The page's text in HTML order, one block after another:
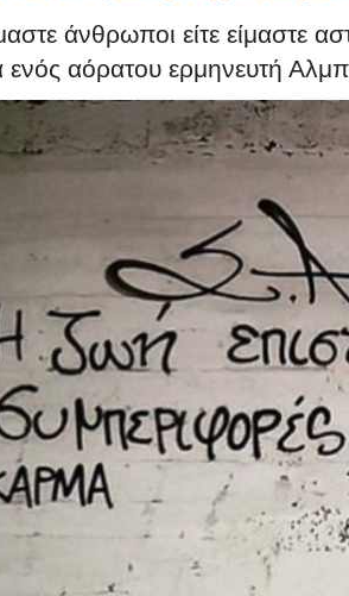
άνθρωποι είτε είμαστε
ενός αόρατου ερμηνευτή